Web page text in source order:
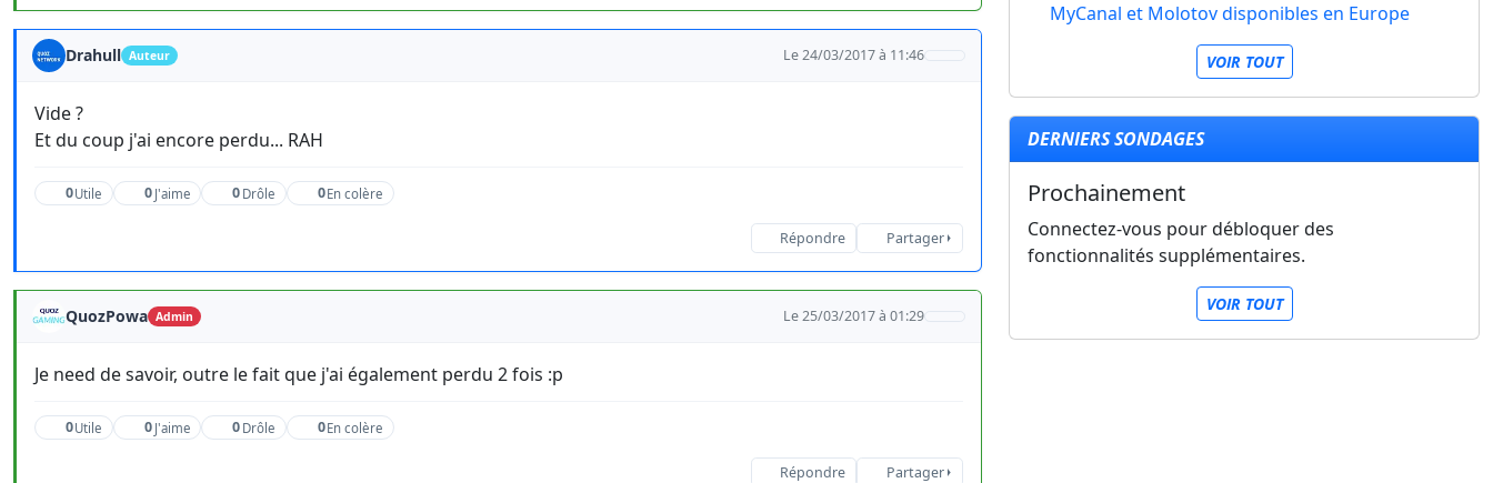
Drahull Auteur Le 24/03/2017 à 11:46
Vide ?
Et du coup j'ai encore perdu... RAH
0Utile 0 J'aime 0 Drôle 0En colère
Répondre Partager
QuozPowa Admin Le 25/03/2017 à 01:29
Je need de savoir, outre le fait que j'ai également perdu 2 fois :p
0Utile 0 J'aime 0 Drôle 0En colère
Répondre Partager
MyCanal et Molotov disponibles en Europe
VOIR TOUT
DERNIERS SONDAGES
Prochainement
Connectez-vous pour débloquer des
fonctionnalités supplémentaires.
VOIR TOUT